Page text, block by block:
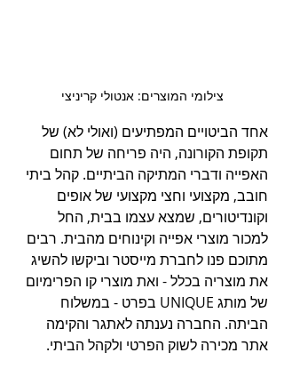
צילומי המוצרים: אנטולי קריניצי
אחד הביטויים המפתיעים (ואולי לא) של
תקופת הקורונה, היה פריחה של תחום
האפייה ודברי המתיקה הביתיים. קהל ביתי
חובב, מקצועי וחצי מקצועי של אופים
וקונדיטורים, שמצא עצמו בבית, החל
למכור מוצרי אפייה וקינוחים מהבית. רבים
מתוכם פנו לחברת מייסטר וביקשו להשיג
את מוצריה בכלל - ואת מוצרי קו הפרימיום
של מותג UNIQUE בפרט - במשלוח
הביתה. החברה נענתה לאתגר והקימה
אתר מכירה לשוק הפרטי ולקהל הביתי.